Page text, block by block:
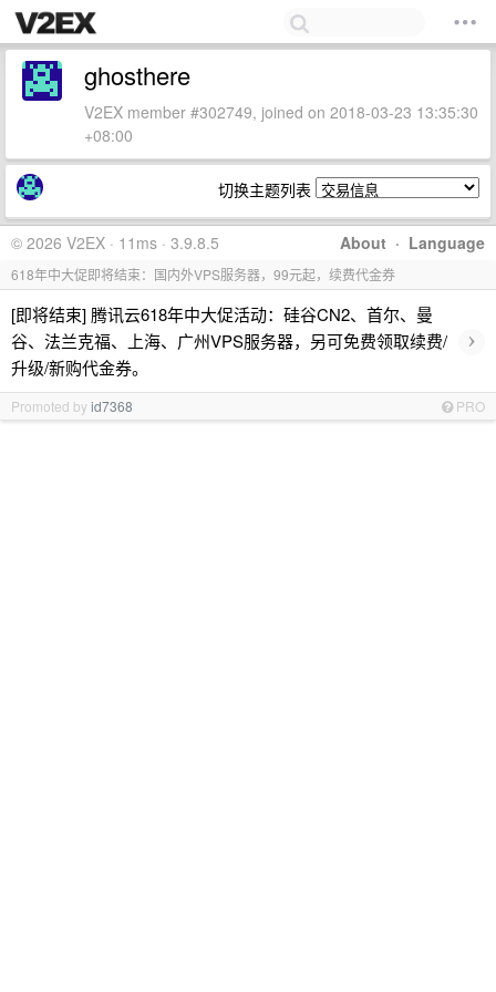
ghosthere
V2EX member #302749, joined on 2018-03-23 13:35:30
+08:00
切换主题列表
About · Language
© 2026 V2EX · 11ms · 3.9.8.5
618年中大促即将结束：国内外VPS服务器，99元起，续费代金券
[即将结束] 腾讯云618年中大促活动：硅谷CN2、首尔、曼
谷、法兰克福、上海、广州VPS服务器，另可免费领取续费/
升级/新购代金券。
›
Promoted byid7368 PRO